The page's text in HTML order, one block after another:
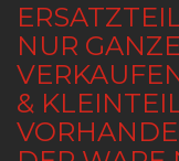
NUR
&